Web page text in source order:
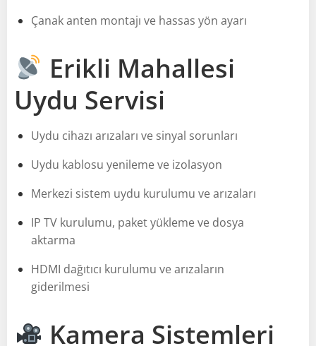
Çanak anten montajı ve hassas yön ayarı
Erikli Mahallesi
Uydu Servisi
Uydu cihazı arızaları ve sinyal sorunları
Uydu kablosu yenileme ve izolasyon
Merkezi sistem uydu kurulumu ve arızaları
IP TV kurulumu, paket yükleme ve dosya
aktarma
HDMI dağıtıcı kurulumu ve arızaların
giderilmesi
Kamera Sistemleri